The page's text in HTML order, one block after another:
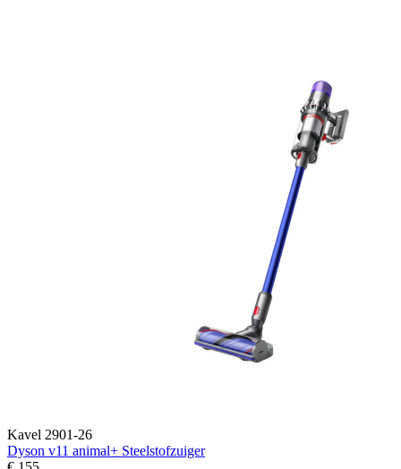
Kavel 2901-26
Dyson v11 animal+ Steelstofzuiger